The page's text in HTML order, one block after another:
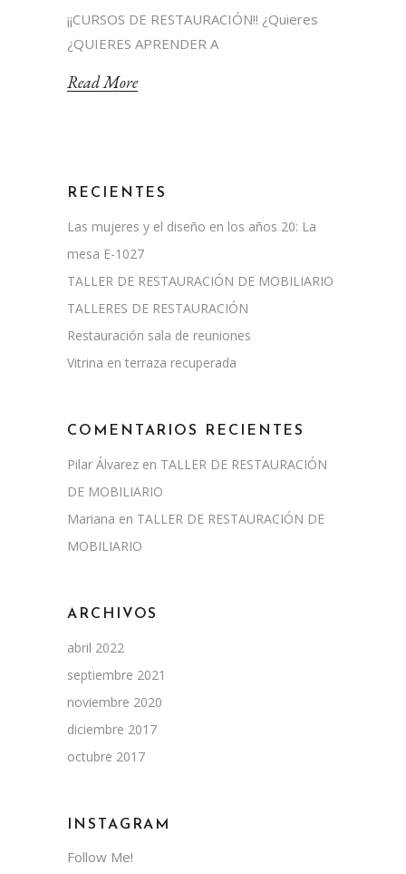
¡¡CURSOS DE RESTAURACIÓN!! ¿Quieres
¿QUIERES APRENDER A
Read More
RECIENTES
Las mujeres y el diseño en los años 20: La
mesa E-1027
TALLER DE RESTAURACIÓN DE MOBILIARIO
TALLERES DE RESTAURACIÓN
Restauración sala de reuniones
Vitrina en terraza recuperada
COMENTARIOS RECIENTES
Pilar Álvarez en TALLER DE RESTAURACIÓN
DE MOBILIARIO
Mariana en TALLER DE RESTAURACIÓN DE
MOBILIARIO
ARCHIVOS
abril 2022
septiembre 2021
noviembre 2020
diciembre 2017
octubre 2017
INSTAGRAM
Follow Me!